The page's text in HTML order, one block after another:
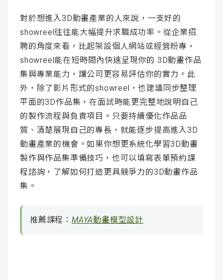
對於想進入3D動畫產業的人來說，一支好的
showreel往往能大幅提升求職成功率。從企業招
聘的角度來看，比起架設個人網站或經營粉專，
showreel能在短時間內快速呈現你的 3D動畫作品
集與專業能力，讓公司更容易評估你的實力。此
外，除了影片形式的showreel，也建議同步整理
平面的3D作品集，在面試時能更完整地說明自己
的製作流程與負責項目。只要持續優化作品品
質、清楚展現自己的專長，就能逐步提高進入3D
動畫產業的機會。如果你想更系統化學習3D動畫
製作與作品集準備技巧，也可以填寫表單預約課
程諮詢，了解如何打造更具競爭力的3D動畫作品
集。
推薦課程： MAYA動畫模型設計